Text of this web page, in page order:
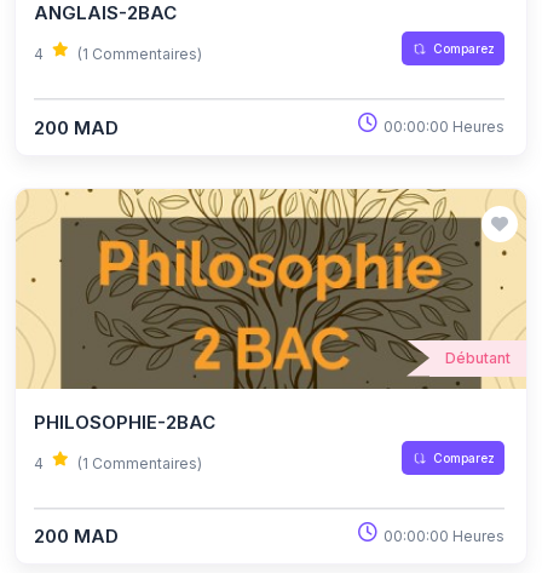
ANGLAIS-2BAC
4 (1 Commentaires) Comparez
200 MAD 00:00:00 Heures
Débutant
PHILOSOPHIE-2BAC
4 (1 Commentaires) Comparez
200 MAD 00:00:00 Heures